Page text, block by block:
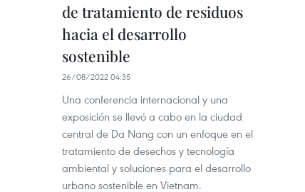
de tratamiento de residuos
hacia el desarrollo
sostenible
26/08/2022 04:35
Una conferencia internacional y una
exposición se llevó a cabo en la ciudad
central de Da Nang con un enfoque en el
tratamiento de desechos y tecnología
ambiental y soluciones para el desarrollo
urbano sostenible en Vietnam.